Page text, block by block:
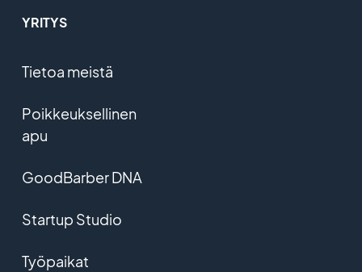
YRITYS
Tietoa meistä
Poikkeuksellinen
apu
GoodBarber DNA
Startup Studio
Työpaikat